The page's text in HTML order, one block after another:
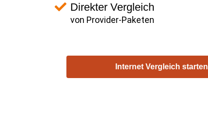
Direkter Vergleich
von Provider-Paketen
Internet Vergleich starten